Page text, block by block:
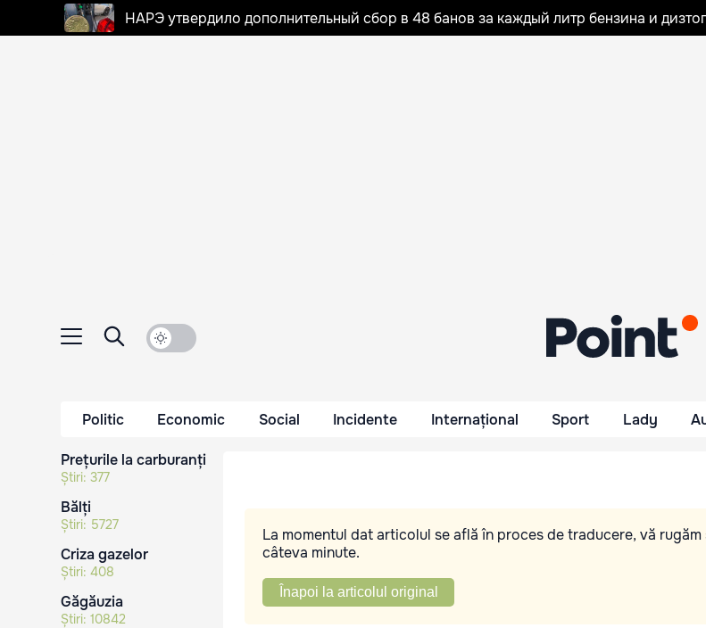
НАРЭ утвердило дополнительный сбор в 48 банов за каждый литр бензина и
Politic Economic Social Incidente Internațional Sport Lady
Prețurile la carburanți
Știri: 377
Bălți
Știri: 5727
Criza gazelor
Știri: 408
Găgăuzia
Știri: 10842
La momentul dat articolul se află în proces de traducere, vă
câteva minute.
Înapoi la articolul original